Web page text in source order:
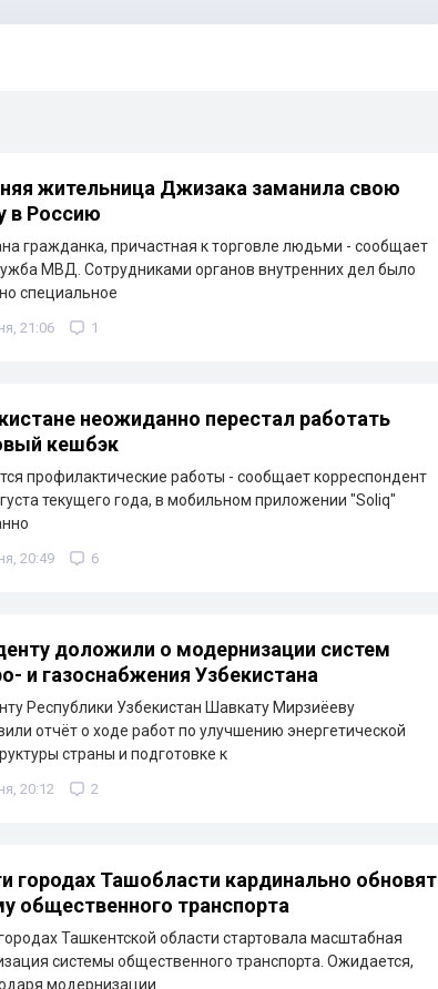
жительница Джизака заманила свою
в Россию
гражданка, причастная к торговле людьми - сообщает
МВД. Сотрудниками органов внутренних дел было
специальное
21:06 1
неожиданно перестал работать
кешбэк
профилактические работы - сообщает корреспондент
текущего года, в мобильном приложении "Soliq"
20:49 6
доложили о модернизации систем
и газоснабжения Узбекистана
Республики Узбекистан Шавкату Мирзиёеву
отчёт о ходе работ по улучшению энергетической
страны и подготовке к
20:12 2
городах Ташобласти кардинально обновят
общественного транспорта
Ташкентской области стартовала масштабная
системы общественного транспорта. Ожидается,
модернизации